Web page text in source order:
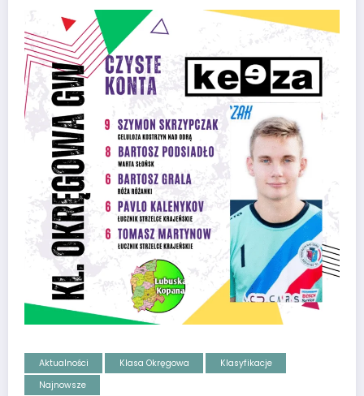
Aktualności Klasa Okręgowa
Klasyfikacje
Najnowsze